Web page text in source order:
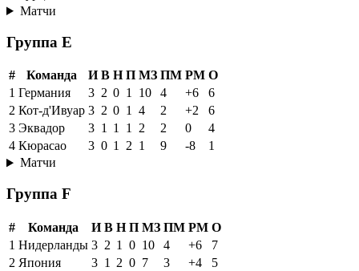
Матчи
Группа E
# Команда И В Н П МЗ ПМ РМ О
1 Германия 3 2 0 1 10 4 +6
6
2 Кот-д'Ивуар 3 2 0 1 4 2 +2
6
3 Эквадор 3 1 1 1 2 2 0
4
4 Кюрасао 3 0 1 2 1 9 -8
1
Матчи
Группа F
# Команда И В Н П МЗ ПМ РМ О
1 Нидерланды 3 2 1 0 10 4 +6
7
2 Япония 3 1 2 0 7 3 +4
5